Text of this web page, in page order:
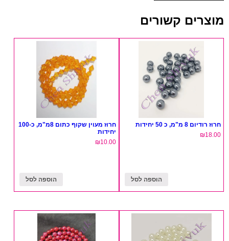
מוצרים קשורים
חרוז רודיום 8 מ"מ, כ 50 יחידות
₪18.00
הוספה לסל
חרוז מעוין שקוף כתום 8מ"מ, כ-100
יחידות
₪10.00
הוספה לסל